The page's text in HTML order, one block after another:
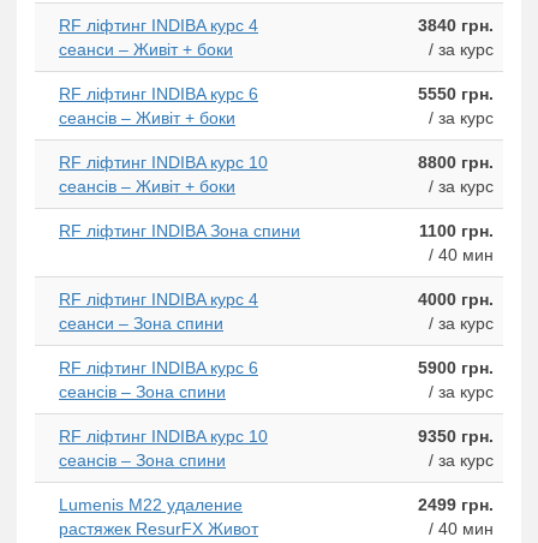
RF ліфтинг INDIBA курс 4
сеанси – Живіт + боки
3840 грн.
/ за курс
RF ліфтинг INDIBA курс 6
сеансів – Живіт + боки
5550 грн.
/ за курс
RF ліфтинг INDIBA курс 10
сеансів – Живіт + боки
8800 грн.
/ за курс
RF ліфтинг INDIBA Зона спини
1100 грн.
/ 40 мин
RF ліфтинг INDIBA курс 4
сеанси – Зона спини
4000 грн.
/ за курс
RF ліфтинг INDIBA курс 6
сеансів – Зона спини
5900 грн.
/ за курс
RF ліфтинг INDIBA курс 10
сеансів – Зона спини
9350 грн.
/ за курс
Lumenis M22 удаление
растяжек ResurFX Живот
2499 грн.
/ 40 мин